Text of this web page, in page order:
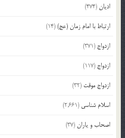
ادیان(474)
ارتباط با امام زمان (عج)(14)
ازدواج (371)
ازدواج (117)
ازدواج موقت (32)
اسلام شناسی (2,661)
اصحاب و یاران(37)